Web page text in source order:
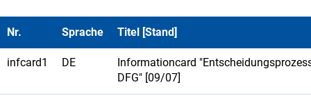
Nr. Sprache Titel [Stand]
infcard1 DE
Informationcard
DFG" [09/07]